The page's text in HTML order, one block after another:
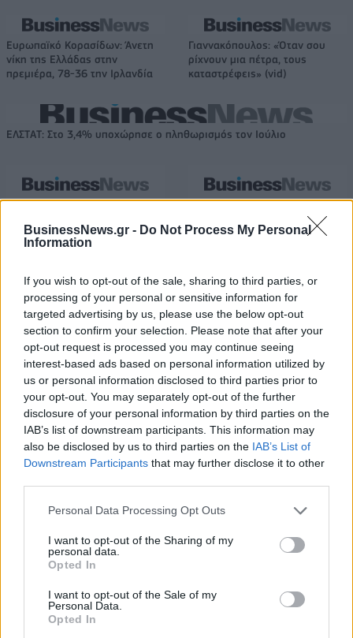
BusinessNews.gr - Do Not Process My Personal
Information
If you wish to opt-out of the sale, sharing to third parties, or
processing of your personal or sensitive information for
targeted advertising by us, please use the below opt-out
section to confirm your selection. Please note that after your
opt-out request is processed you may continue seeing
interest-based ads based on personal information utilized by
us or personal information disclosed to third parties prior to
your opt-out. You may separately opt-out of the further
disclosure of your personal information by third parties on the
IAB’s list of downstream participants. This information may
also be disclosed by us to third parties on the IAB’s List of
Downstream Participants that may further disclose it to other
Personal Data Processing Opt Outs
I want to opt-out of the Sharing of my
personal data.
Opted In
I want to opt-out of the Sale of my
Personal Data.
Opted In
Ευρωπαϊκό Κορασίδων: Άνετη
νίκη της Ελλάδας στην
πρεμιέρα, 78-36 την Ιρλανδία
Γιαννακόπουλος: «Όταν σου
ρίχνουν μια πέτρα, τους
καταστρέφεις» (vid)
ΕΛΣΤΑΤ: Στο 3,4% υποχώρησε ο πληθωρισμός τον Ιούλιο
σε 843 μέσα ενημέρωσης-
Ξεκίνησε το πενταετές
Metlen: Ρεκόρ EBITDA στο α'
εξάμηνο, στα 550 εκατ. ευρώ –
Η Chery επενδύει 75 εκατ. δολάρια στην KG Mobility
Το FIAT 500 Hybrid τώρα από
18.990 ευρώ
Ατρόμητος και Novibet
συνεχίζουν μαζί: Ανανέωση της
συνεργασίας τους μέχρι το
2028
FTSE4Good
Alpha Bank: Για πρώτη φορά το Αρχαίο Θέατρο Επιδαύρου άνοιξε τις